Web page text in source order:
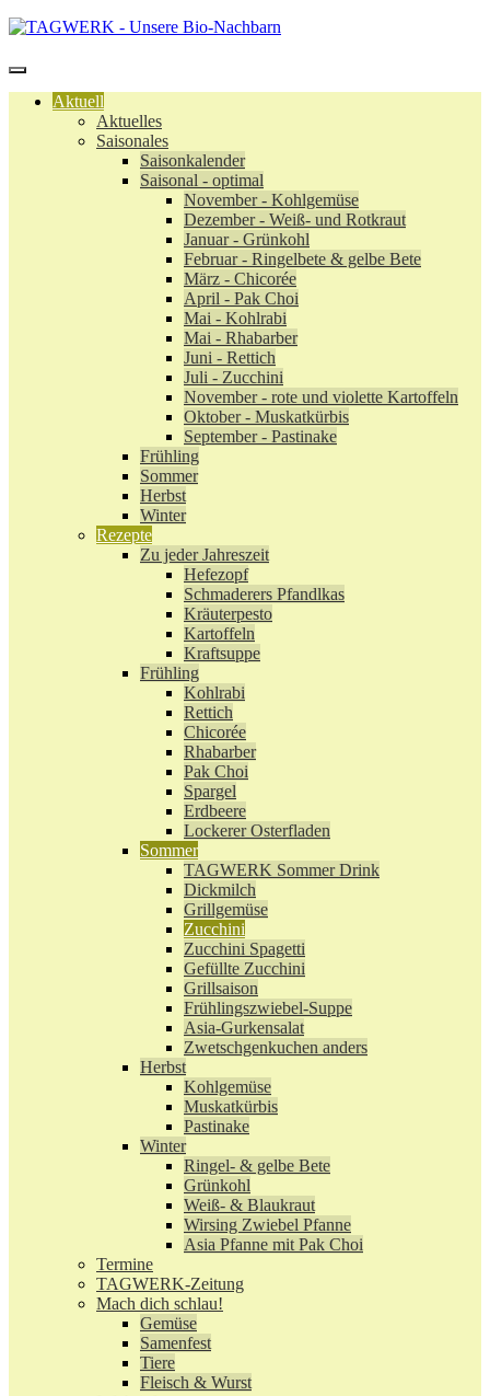
Aktuell
Aktuelles
Saisonales
Saisonkalender
Saisonal - optimal
November - Kohlgemüse
Dezember - Weiß- und Rotkraut
Januar - Grünkohl
Februar - Ringelbete & gelbe Bete
März - Chicorée
April - Pak Choi
Mai - Kohlrabi
Mai - Rhabarber
Juni - Rettich
Juli - Zucchini
November - rote und violette Kartoffeln
Oktober - Muskatkürbis
September - Pastinake
Frühling
Sommer
Herbst
Winter
Rezepte
Zu jeder Jahreszeit
Hefezopf
Schmaderers Pfandlkas
Kräuterpesto
Kartoffeln
Kraftsuppe
Frühling
Kohlrabi
Rettich
Chicorée
Rhabarber
Pak Choi
Spargel
Erdbeere
Lockerer Osterfladen
Sommer
TAGWERK Sommer Drink
Dickmilch
Grillgemüse
Zucchini
Zucchini Spagetti
Gefüllte Zucchini
Grillsaison
Frühlingszwiebel-Suppe
Asia-Gurkensalat
Zwetschgenkuchen anders
Herbst
Kohlgemüse
Muskatkürbis
Pastinake
Winter
Ringel- & gelbe Bete
Grünkohl
Weiß- & Blaukraut
Wirsing Zwiebel Pfanne
Asia Pfanne mit Pak Choi
Termine
TAGWERK-Zeitung
Mach dich schlau!
Gemüse
Samenfest
Tiere
Fleisch & Wurst